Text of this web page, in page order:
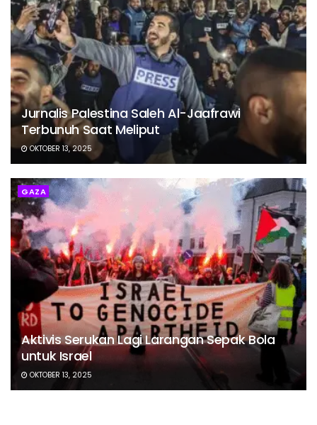
Jurnalis Palestina Saleh Al-Jaafrawi
Terbunuh Saat Meliput
OKTOBER 13, 2025
GAZA
Aktivis Serukan Lagi Larangan Sepak Bola
untuk Israel
OKTOBER 13, 2025